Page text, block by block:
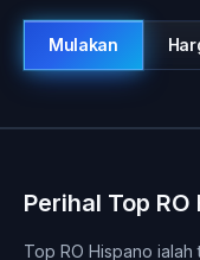
Mulakan
Perihal Top RO
Top RO Hispano